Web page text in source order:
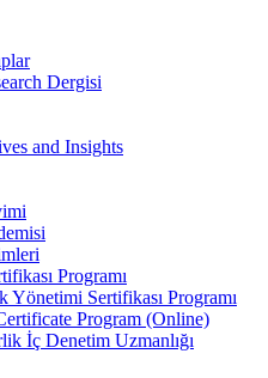
Dergisi
and Insights
Programı
Sertifikası Programı
Program (Online)
İç Denetim Uzmanlığı